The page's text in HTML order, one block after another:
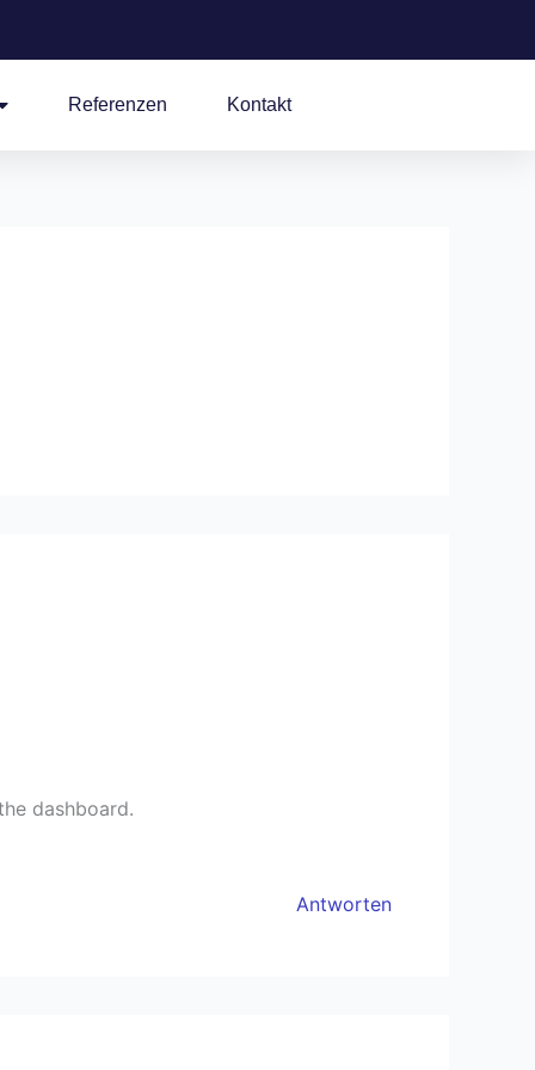
Referenzen Kontakt
dashboard.
Antworten